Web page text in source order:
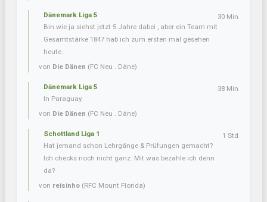
Dänemark Liga 5
Bin wie ja siehst jetzt 5 Jahre dabei , aber ein Team mit
Gesamtstärke 1847 hab ich zum ersten mal gesehen
heute.
von Die Dänen (FC Neu . Däne)
30 Min
Dänemark Liga 5
In Paraguay.
von Die Dänen (FC Neu . Däne)
38 Min
Schottland Liga 1
Hat jemand schon Lehrgänge & Prüfungen gemacht?
Ich checks noch nicht ganz. Mit was bezahle ich denn
da?
von reisinho (RFC Mount Florida)
1 Std